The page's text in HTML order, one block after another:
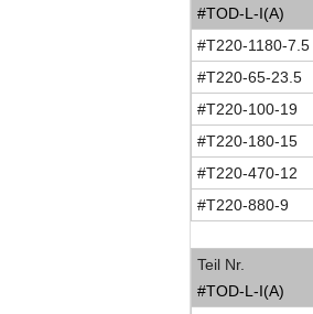
#TOD-L-I(A)
#T220-1180-7.5
#T220-65-23.5
#T220-100-19
#T220-180-15
#T220-470-12
#T220-880-9
Teil Nr.
#TOD-L-I(A)